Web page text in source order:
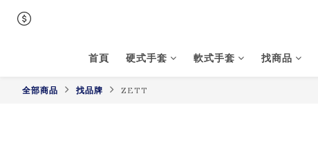
首頁 硬式手套 軟式手套 找商品
全部商品 找品牌 ZETT